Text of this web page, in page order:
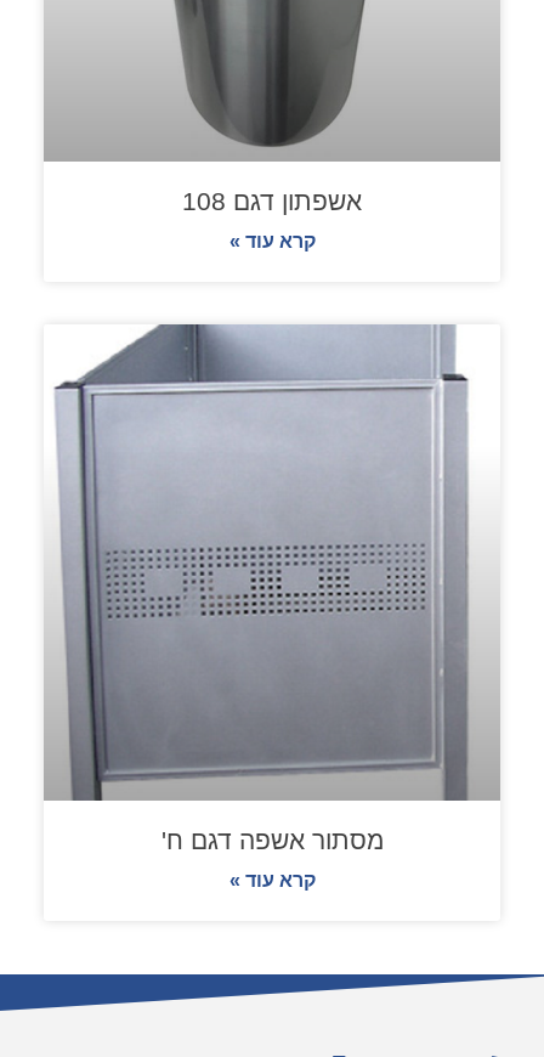
אשפתון דגם 108
קרא עוד »
מסתור אשפה דגם ח'
קרא עוד »